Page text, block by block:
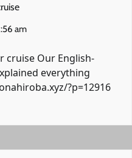
am
cruise Our English-
everything
?p=12916